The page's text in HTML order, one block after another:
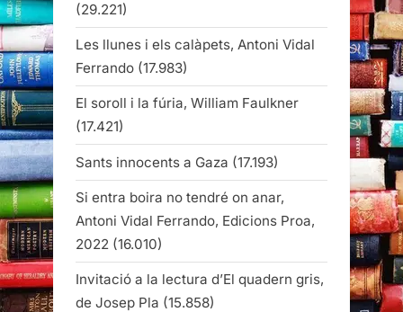
(29.221)
Les llunes i els calàpets, Antoni Vidal
Ferrando (17.983)
El soroll i la fúria, William Faulkner
(17.421)
Sants innocents a Gaza (17.193)
Si entra boira no tendré on anar,
Antoni Vidal Ferrando, Edicions Proa,
2022 (16.010)
Invitació a la lectura d’El quadern gris,
de Josep Pla (15.858)